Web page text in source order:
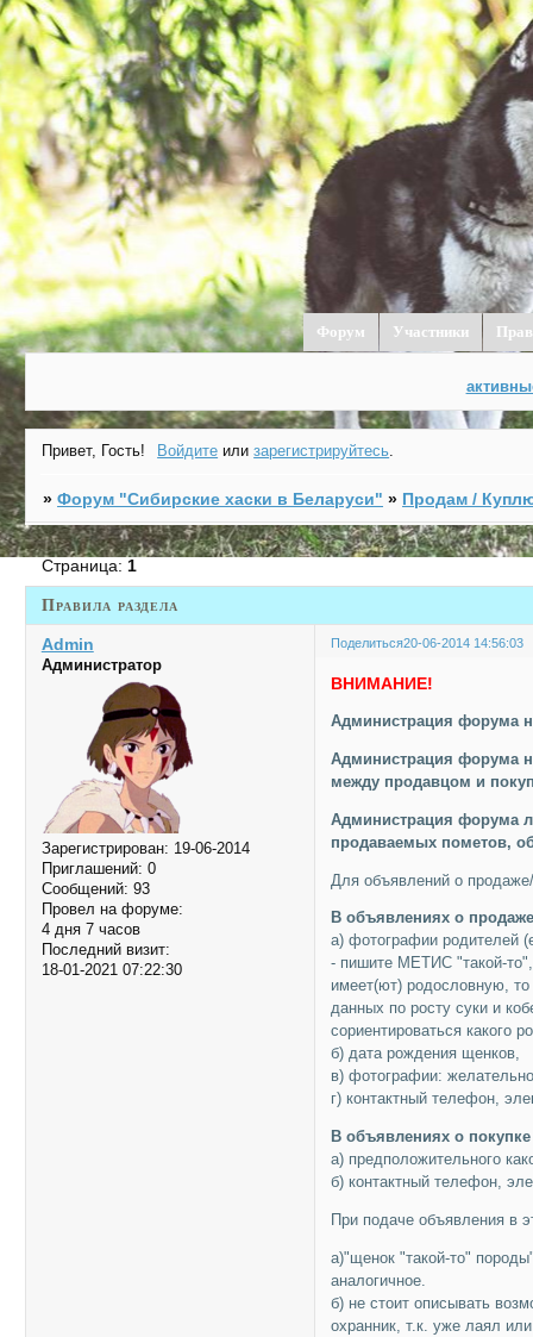
Форум Участники
Привет, Гость! Войдите илизарегистрируйтесь.
»Форум "Cибирские хаски в Беларуси" » Продам /
Правила раздела
Страница: 1
Поделиться20-06-2014 14:56:03
Admin
Администратор
Зарегистрирован: 19-06-2014
Приглашений: 0
Сообщений: 93
Провел на форуме:
4 дня 7 часов
Последний визит:
18-01-2021 07:22:30
ВНИМАНИЕ!
Администрация форума
Администрация форума
между продавцом и
Администрация форума
продаваемых пометов,
Для объявлений о
В объявлениях о
а) фотографии родителей
- пишите МЕТИС "такой-
имеет(ют) родословную, то
данных по росту суки и
сориентироваться какого
б) дата рождения щенков,
в) фотографии:
г) контактный телефон,
В объявлениях о
а) предположительного
б) контактный телефон,
При подаче объявления в
а)"щенок "такой-то"
аналогичное.
б) не стоит описывать
охранник, т.к. уже лаял